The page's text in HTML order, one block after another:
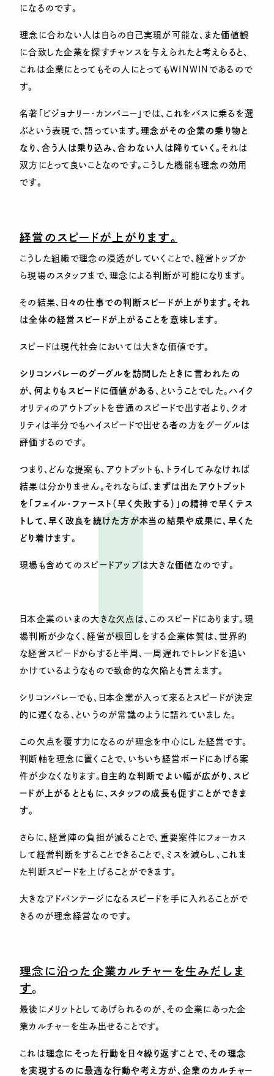
になるのです。
理念に合わない人は自らの自己実現が可能な、また価値観
に合致した企業を探すチャンスを与えられたと考えらると、
これは企業にとってもその人にとってもWINWINであるので
す。
名著「ビジョナリー・カンパニー」では、これをバスに乗るを選
ぶという表現で、語っています。理念がその企業の乗り物と
なり、合う人は乗り込み、合わない人は降りていく。 それは
双方にとって良いことなのです。こうした機能も理念の効用
です。
経営のスピードが上がります。
こうした組織で理念の浸透がしていくことで、経営トップか
ら現場のスタッフまで、理念による判断が可能になります。
その結果、 日々の仕事での判断スピードが上がります。それ
は全体の経営スピードが上がることを意味します。
スピードは現代社会においては大きな価値です。
シリコンバレーのグーグルを訪問したときに言われたの
が、何よりもスピードに価値がある、ということでした。ハイク
オリティのアウトプットを普通のスピードで出す者より、クオ
リティは半分でもハイスピードで出せる者の方をグーグルは
評価するのです。
つまり、どんな提案も、アウトプットも、トライしてみなければ
結果は分かりません。それならば、 まずは出たアウトプット
を「フェイル・ファースト（早く失敗する）」の精神で早くテス
トして、早く改良を続けた方が本当の結果や成果に、早くた
どり着けます。
現場も含めてのスピードアップは大きな価値なのです。
日本企業のいまの大きな欠点は、このスピードにあります。現
場判断が少なく、経営が根回しをする企業体質は、世界的
な経営スピードからすると半周、一周遅れでトレンドを追い
かけているようなもので致命的な欠陥とも言えます。
シリコンバレーでも、日本企業が入って来るとスピードが決定
的に遅くなる、というのが常識のように語れていました。
この欠点を覆す力になるのが理念を中心にした経営です。
判断軸を理念に置くことで、いちいち経営ボードにあげる案
件が少なくなります。 自主的な判断でよい幅が広がり、スピ
ードが上がるとともに、スタッフの成長も促すことができま
す。
さらに、経営陣の負担が減ることで、重要案件にフォーカス
して経営判断をすることできることで、ミスを減らし、これま
た判断スピードを上げることができます。
大きなアドバンテージになるスピードを手に入れることがで
きるのが理念経営なのです。
理念に沿った企業カルチャーを生みだしま
す。
最後にメリットとしてあげられるのが、その企業にあった企
業カルチャーを生み出せることです。
これは理念にそった行動を日々繰り返すことで、その理念
を実現するのに最適な行動や考え方が、企業のカルチャー